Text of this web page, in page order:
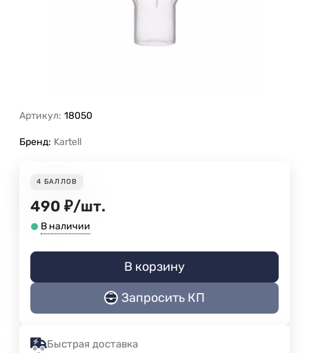
Артикул: 18050
Бренд: Kartell
4 БАЛЛОВ
490 ₽/шт.
В наличии
В корзину
Запросить КП
Быстрая доставка